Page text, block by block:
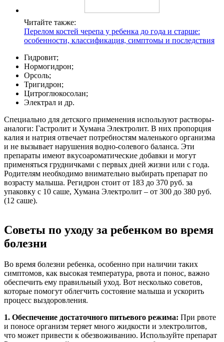
Читайте также:
Перелом костей черепа у ребенка до года и старше:
особенности, классификация, симптомы и последствия
Гидровит;
Нормогидрон;
Орсоль;
Тригидрон;
Цитроглюкосолан;
Электрал и др.
Специально для детского применения используют растворы-
аналоги: Гастролит и Хумана Электролит. В них пропорция
калия и натрия отвечает потребностям маленького организма
и не вызывает нарушения водно-солевого баланса. Эти
препараты имеют вкусоароматические добавки и могут
применяться грудничками с первых дней жизни или с года.
Родителям необходимо внимательно выбирать препарат по
возрасту малыша. Регидрон стоит от 183 до 370 руб. за
упаковку с 10 саше, Хумана Электролит – от 300 до 380 руб.
(12 саше).
Советы по уходу за ребенком во время
болезни
Во время болезни ребенка, особенно при наличии таких
симптомов, как высокая температура, рвота и понос, важно
обеспечить ему правильный уход. Вот несколько советов,
которые помогут облегчить состояние малыша и ускорить
процесс выздоровления.
1. Обеспечение достаточного питьевого режима: При рвоте
и поносе организм теряет много жидкости и электролитов,
что может привести к обезвоживанию. Используйте препарат